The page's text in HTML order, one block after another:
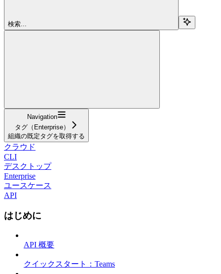
検索...
Navigation
タグ（Enterprise）
組織の既定タグを取得する
クラウド
CLI
デスクトップ
Enterprise
ユースケース
API
はじめに
API 概要
クイックスタート：Teams